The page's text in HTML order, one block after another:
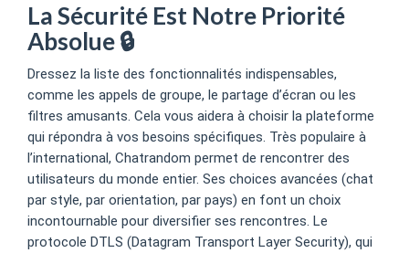
La Sécurité Est Notre Priorité
Absolue 🔒
Dressez la liste des fonctionnalités indispensables,
comme les appels de groupe, le partage d’écran ou les
filtres amusants. Cela vous aidera à choisir la plateforme
qui répondra à vos besoins spécifiques. Très populaire à
l’international, Chatrandom permet de rencontrer des
utilisateurs du monde entier. Ses choices avancées (chat
par style, par orientation, par pays) en font un choix
incontournable pour diversifier ses rencontres. Le
protocole DTLS (Datagram Transport Layer Security), qui